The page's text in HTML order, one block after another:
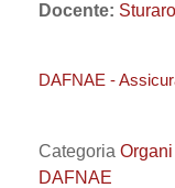
Docente:
DAFNAE -
Categoria
DAFNAE